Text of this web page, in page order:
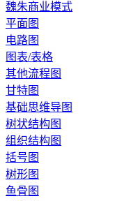
魏朱商业模式
平面图
电路图
图表/表格
其他流程图
甘特图
基础思维导图
树状结构图
组织结构图
括号图
树形图
鱼骨图